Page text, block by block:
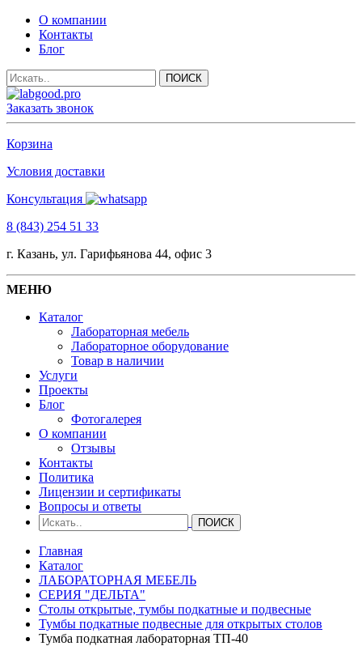
О компании
Контакты
Блог
Заказать звонок
Корзина
Условия доставки
Консультация
8 (843) 254 51 33
г. Казань, ул. Гарифьянова 44, офис 3
МЕНЮ
Каталог
Лабораторная мебель
Лабораторное оборудование
Товар в наличии
Услуги
Проекты
Блог
Фотогалерея
О компании
Отзывы
Контакты
Политика
Лицензии и сертификаты
Вопросы и ответы
Главная
Каталог
ЛАБОРАТОРНАЯ МЕБЕЛЬ
СЕРИЯ "ДЕЛЬТА"
Столы открытые, тумбы подкатные и подвесные
Тумбы подкатные подвесные для открытых столов
Тумба подкатная лабораторная ТП-40